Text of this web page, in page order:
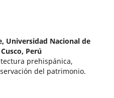
Universidad Nacional de
Perú
prehispánica,
del patrimonio.